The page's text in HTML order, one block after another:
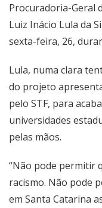
Procuradoria-Geral
Luiz Inácio Lula da
sexta-feira, 26,
Lula, numa clara
do projeto
pelo STF, para
universidades
pelas mãos.
“Não pode permitir
racismo. Não pode
em Santa Catarina